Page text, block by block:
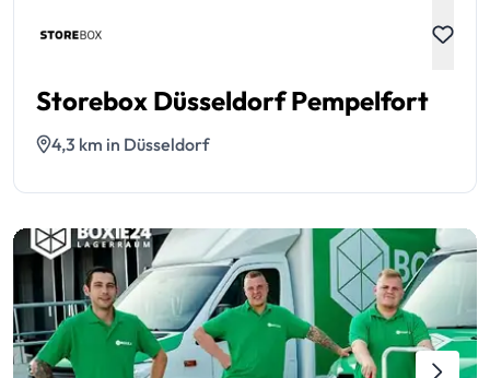
Storebox Düsseldorf Pempelfort
4,3 km in Düsseldorf